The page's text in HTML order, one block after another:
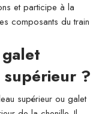
et participe à la
composants du train
?
supérieur ou galet